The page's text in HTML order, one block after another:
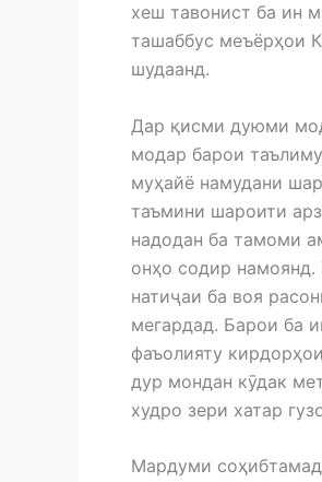
хеш тавонист ба ин
ташаббус меъёрҳои
шудаанд.
Дар қисми дуюми
модар барои
муҳайё намудани
таъмини шароити
надодан ба тамоми
онҳо содир намоянд.
натиҷаи ба воя
мегардад. Барои ба
фаъолияту
дур мондан кӯдак
худро зери хатар
Мардуми